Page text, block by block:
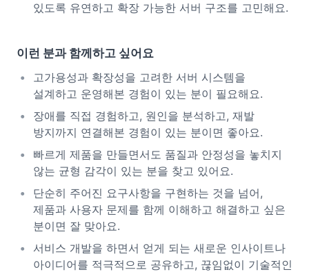
있도록 유연하고 확장 가능한 서버 구조를 고민해요.
이런 분과 함께하고 싶어요
고가용성과 확장성을 고려한 서버 시스템을
설계하고 운영해본 경험이 있는 분이 필요해요.
장애를 직접 경험하고, 원인을 분석하고, 재발
방지까지 연결해본 경험이 있는 분이면 좋아요.
빠르게 제품을 만들면서도 품질과 안정성을 놓치지
않는 균형 감각이 있는 분을 찾고 있어요.
단순히 주어진 요구사항을 구현하는 것을 넘어,
제품과 사용자 문제를 함께 이해하고 해결하고 싶은
분이면 잘 맞아요.
서비스 개발을 하면서 얻게 되는 새로운 인사이트나
아이디어를 적극적으로 공유하고, 끊임없이 기술적인